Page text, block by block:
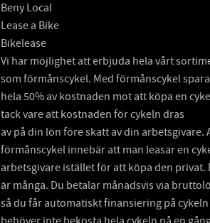
Beny Local
Lease a Bike
Bikelease
Vi har möjlighet att erbjuda hela vårt
som förmånscykel. Med förmånscykel
hela 50% av kostnaden mot att köpa en
tack vare att kostnaden för cykeln dras
av på din lön före skatt av din arbetsgivare.
förmånscykel innebär att man leasar en
arbetsgivare istället för att köpa den privat.
är många. Du betalar månadsvis via
så du får automatiskt finansiering på